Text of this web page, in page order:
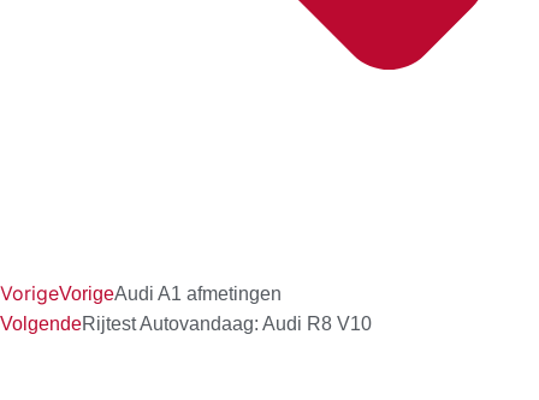
VorigeVorigeAudi A1 afmetingen
VolgendeRijtest Autovandaag: Audi R8 V10